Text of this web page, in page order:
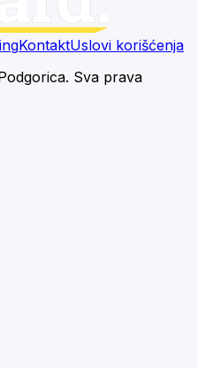
KontaktUslovi korišćenja
Sva prava